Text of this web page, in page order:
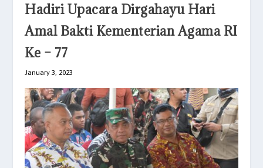
Hadiri Upacara Dirgahayu Hari
Amal Bakti Kementerian Agama RI
Ke – 77
January 3, 2023